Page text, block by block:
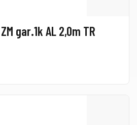
ZM gar.1k AL 2,0m TR